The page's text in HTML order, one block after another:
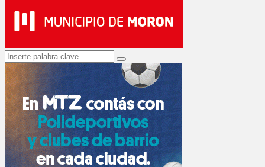
Search
for:
Search